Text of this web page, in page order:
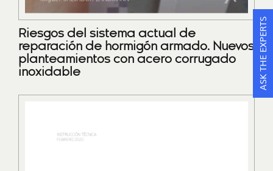
Riesgos del sistema actual de
reparación de hormigón armado. Nuevos
planteamientos con acero corrugado
inoxidable
ASK THE EXPERTS